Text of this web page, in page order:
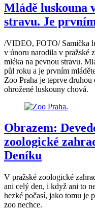
Mládě luskouna
stravu. Je
/VIDEO, FOTO/ Samička
v únoru narodila v pražské
mléka na pevnou stravu.
půl roku a je prvním
Zoo Praha je teprve
ohrožené luskouny chová.
Obrazem:
zoologické
Deníku
V pražské zoologické
ani celý den, i když ani to
hezké počasí, jako tomu je
zoo nechce.